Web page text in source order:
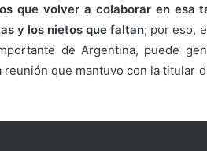
que volver a colaborar en esa
y los nietos que faltan; por eso,
de Argentina, puede
que mantuvo con la titular